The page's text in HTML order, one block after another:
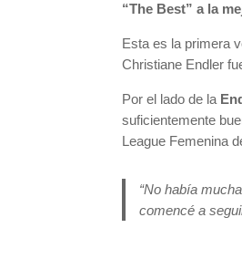
“The Best” a la
Esta es la primera
Christiane Endler
Por el lado de la
suficientemente
League Femenina
“No había
comencé a